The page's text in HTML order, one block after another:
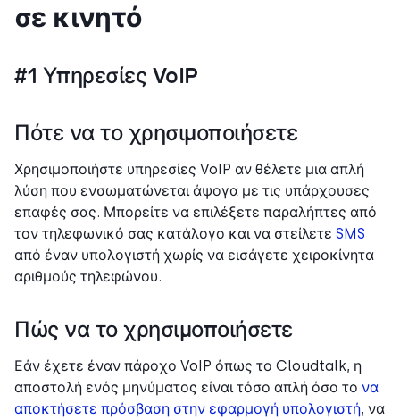
σε κινητό
#1 Υπηρεσίες VoIP
Πότε να το χρησιμοποιήσετε
Χρησιμοποιήστε υπηρεσίες VoIP αν θέλετε μια απλή
λύση που ενσωματώνεται άψογα με τις υπάρχουσες
επαφές σας. Μπορείτε να επιλέξετε παραλήπτες από
τον τηλεφωνικό σας κατάλογο και να στείλετε SMS
από έναν υπολογιστή χωρίς να εισάγετε χειροκίνητα
αριθμούς τηλεφώνου.
Πώς να το χρησιμοποιήσετε
Εάν έχετε έναν πάροχο VoIP όπως το Cloudtalk, η
αποστολή ενός μηνύματος είναι τόσο απλή όσο το να
αποκτήσετε πρόσβαση στην εφαρμογή υπολογιστή, να